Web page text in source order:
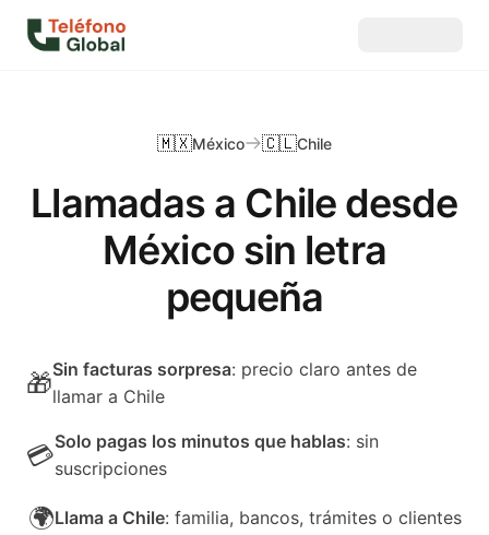
Llamadas a Chile desde
México sin letra
pequeña
🇲🇽México 🇨🇱Chile
🎁Sin facturas sorpresa: precio claro antes de
llamar a Chile
💳Solo pagas los minutos que hablas: sin
suscripciones
🌍Llama a Chile: familia, bancos, trámites o clientes